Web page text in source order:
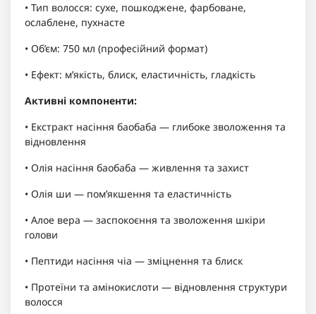
• Тип волосся: сухе, пошкоджене, фарбоване,
ослаблене, пухнасте
• Об’єм: 750 мл (професійний формат)
• Ефект: м’якість, блиск, еластичність, гладкість
Активні компоненти:
• Екстракт насіння баобаба — глибоке зволоження та
відновлення
• Олія насіння баобаба — живлення та захист
• Олія ши — пом’якшення та еластичність
• Алое вера — заспокоєння та зволоження шкіри
голови
• Пептиди насіння чіа — зміцнення та блиск
• Протеїни та амінокислоти — відновлення структури
волосся